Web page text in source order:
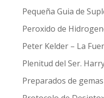
Pequeña Guia de
Peroxido de
Peter Kelder – La
Plenitud del Ser.
Preparados de